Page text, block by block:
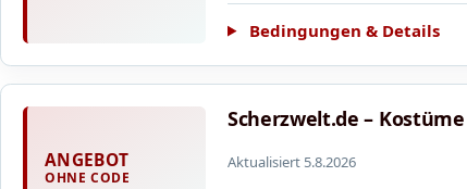
Bedingungen & Details
ANGEBOT
OHNE CODE
Scherzwelt.de –
Aktualisiert 5.8.2026